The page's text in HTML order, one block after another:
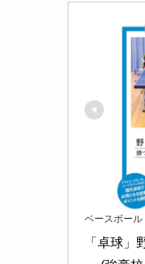
ベースボー
「卓球」